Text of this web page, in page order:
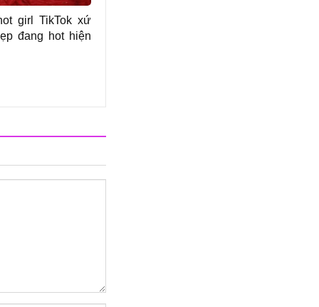
girl TikTok xứ
đang hot hiện